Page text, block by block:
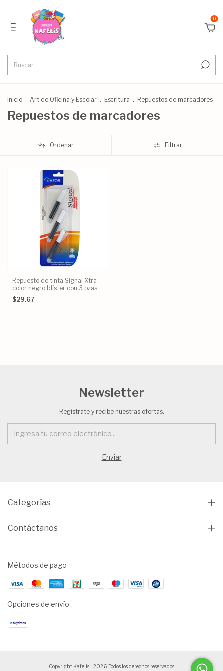
0
Inicio . Art de Oficina y Escolar . Escritura . Repuestos de marcadores
Repuestos de marcadores
Ordenar Filtrar
Repuesto de tinta Signal Xtra
color negro blíster con 3 pzas
$29.67
Newsletter
Regístrate y recibe nuestras ofertas.
Categorías
Contáctanos
Métodos de pago
Opciones de envío
Copyright Kafelis - 2026. Todos los derechos reservados.